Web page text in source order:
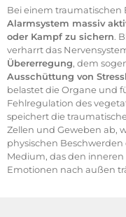
Bei einem traumatischen
Alarmsystem massiv
oder Kampf zu sichern.
verharrt das
Übererregung, dem
Ausschüttung von
belastet die Organe und
Fehlregulation des
speichert die
Zellen und Geweben ab,
physischen
Medium, das den
Emotionen nach außen